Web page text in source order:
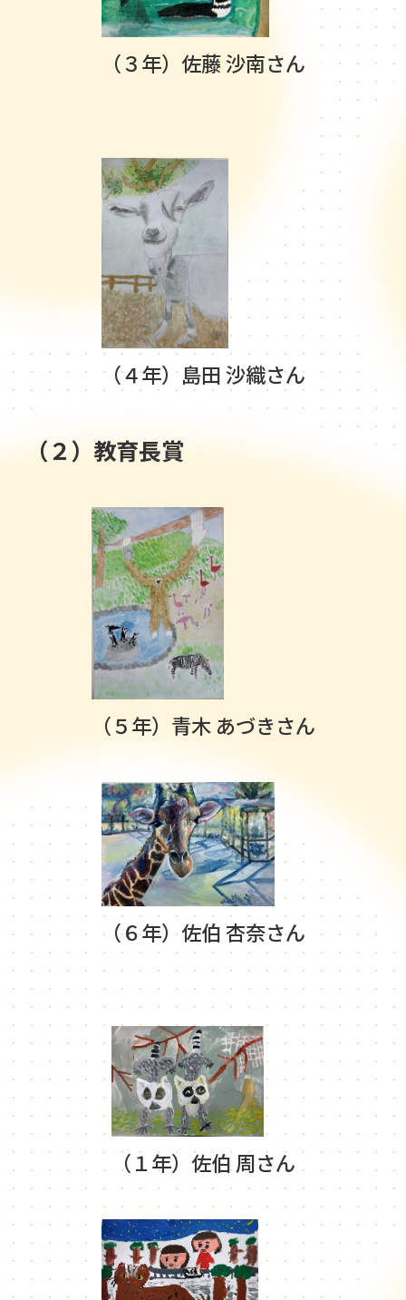
（３年）佐藤 沙南さん
（４年）島田 沙織さん
（２）教育長賞
（５年）青木 あづきさん
（６年）佐伯 杏奈さん
（１年）佐伯 周さん